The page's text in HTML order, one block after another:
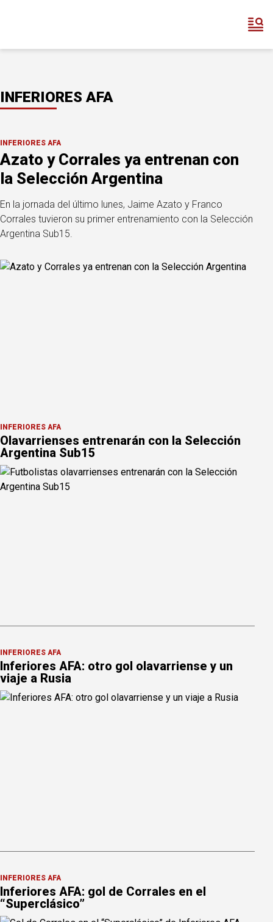
INFERIORES AFA
INFERIORES AFA
Azato y Corrales ya entrenan con
la Selección Argentina
En la jornada del último lunes, Jaime Azato y Franco
Corrales tuvieron su primer entrenamiento con la Selección
Argentina Sub15.
INFERIORES AFA
Olavarrienses entrenarán con la Selección
Argentina Sub15
INFERIORES AFA
Inferiores AFA: otro gol olavarriense y un
viaje a Rusia
INFERIORES AFA
Inferiores AFA: gol de Corrales en el
“Superclásico”